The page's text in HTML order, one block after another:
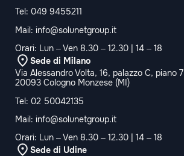
Tel: 049 9455211
Mail: info@solunetgroup.it
Orari: Lun – Ven 8.30 – 12.30 | 14 – 18
Sede di Milano
Via Alessandro Volta, 16, palazzo C, piano 7
20093 Cologno Monzese (MI)
Tel: 02 50042135
Mail: info@solunetgroup.it
Orari: Lun – Ven 8.30 – 12.30 | 14 – 18
Sede di Udine